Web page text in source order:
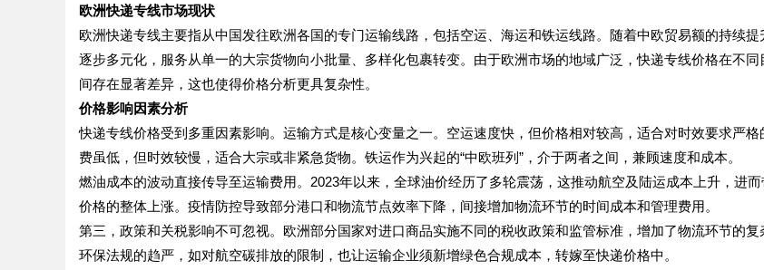
欧洲快递专线市场现状
欧洲快递专线主要指从中国发往欧洲各国的专门运输线路，包括空运、海运和铁运线路。随着中欧贸易额的持续提
逐步多元化，服务从单一的大宗货物向小批量、多样化包裹转变。由于欧洲市场的地域广泛，快递专线价格在不同
间存在显著差异，这也使得价格分析更具复杂性。
价格影响因素分析
快递专线价格受到多重因素影响。运输方式是核心变量之一。空运速度快，但价格相对较高，适合对时效要求严格
费虽低，但时效较慢，适合大宗或非紧急货物。铁运作为兴起的“中欧班列”，介于两者之间，兼顾速度和成本。
燃油成本的波动直接传导至运输费用。2023年以来，全球油价经历了多轮震荡，这推动航空及陆运成本上升，进
价格的整体上涨。疫情防控导致部分港口和物流节点效率下降，间接增加物流环节的时间成本和管理费用。
第三，政策和关税影响不可忽视。欧洲部分国家对进口商品实施不同的税收政策和监管标准，增加了物流环节的复
环保法规的趋严，如对航空碳排放的限制，也让运输企业须新增绿色合规成本，转嫁至快递价格中。